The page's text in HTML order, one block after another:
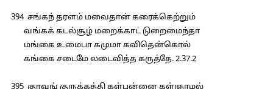
394 சங்கந் தரளம் மவைதான் கரைக்கெற்றும்
வங்கக் கடல்சூழ் மறைக்காட் டுறைமைந்தா
மங்கை உமைபா கமுமா கவிதென்கொல்
கங்கை சடைமே லடைவித்த கருத்தே. 2.37.2